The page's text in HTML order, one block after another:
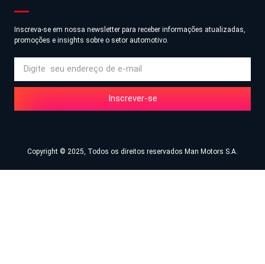
Inscreva-se em nossa newsletter para receber informações atualizadas,
promoções e insights sobre o setor automotivo.
Inscrever-se
Copyright © 2025, Todos os direitos reservados Man Motors S.A.